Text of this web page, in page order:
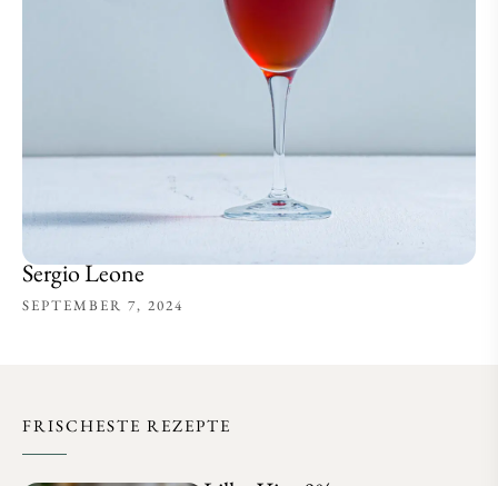
Sergio Leone
SEPTEMBER 7, 2024
FRISCHESTE REZEPTE